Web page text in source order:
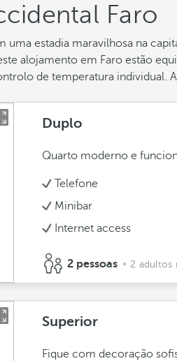
Faro
uma estadia maravilhosa na
alojamento em Faro estão
de temperatura individual.
Duplo
Quarto moderno e
Telefone
Minibar
Internet access
2 pessoas 2 adultos
Superior
Fique com decoração